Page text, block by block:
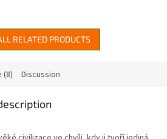
RELATED PRODUCTS
(8) Discussion